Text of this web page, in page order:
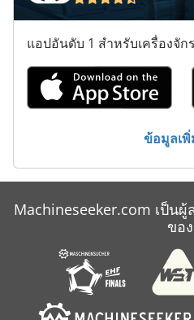
แอปอันดับ 1 สำหรับเครื่องจัก
ข้อมูลเพิ่
Machineseeker.com เป็น
ขอ